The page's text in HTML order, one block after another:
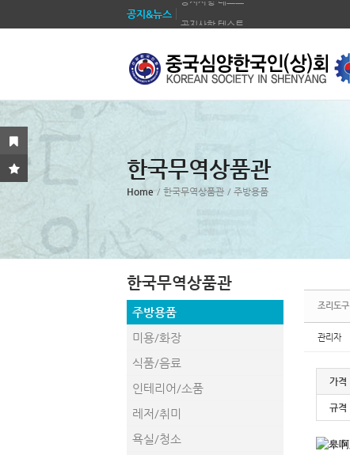
공지&뉴스
공지사항 테스트
공지사항 테스트
공지사항 테스트
한국무역상품관
Home / 한국무역상품관 / 주방용품
한국무역상품관
주방용품
미용/화장
식품/음료
인테리어/소품
레저/취미
욕실/청소
조리도구
관리자
가격
규격
Sketchbook5, 스케치북5
Sketchbook5, 스케치북5
Sketchbook5, 스케치북5
Sketchbook5, 스케치북5